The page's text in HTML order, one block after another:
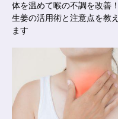
体を温めて喉の不調を改善！
生姜の活用術と注意点を教え
ます